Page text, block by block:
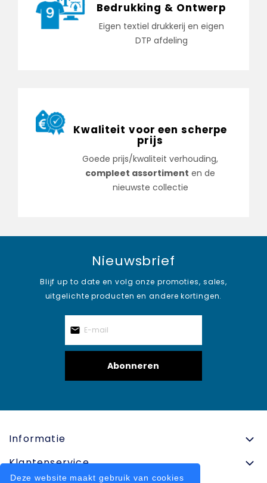
Deze website maakt gebruik van cookies
Bedrukking & Ontwerp
Eigen textiel drukkerij en eigen
DTP afdeling
Kwaliteit voor een scherpe
prijs
Goede prijs/kwaliteit verhouding,
compleet assortiment en de
nieuwste collectie
Nieuwsbrief
Blijf up to date en volg onze promoties, sales,
uitgelichte producten en andere kortingen.
Abonneren
Informatie
Klantenservice